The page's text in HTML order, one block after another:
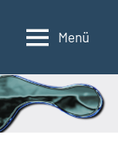
Menü